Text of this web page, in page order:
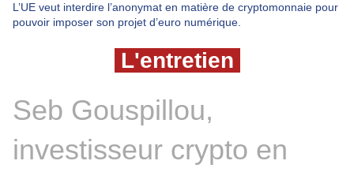
L’UE veut interdire l’anonymat en matière de cryptomonnaie pour
pouvoir imposer son projet d’euro numérique.
L'entretien
Seb Gouspillou,
investisseur crypto en